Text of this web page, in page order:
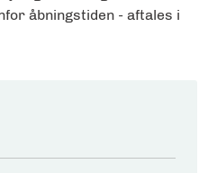
åbningstiden - aftales i